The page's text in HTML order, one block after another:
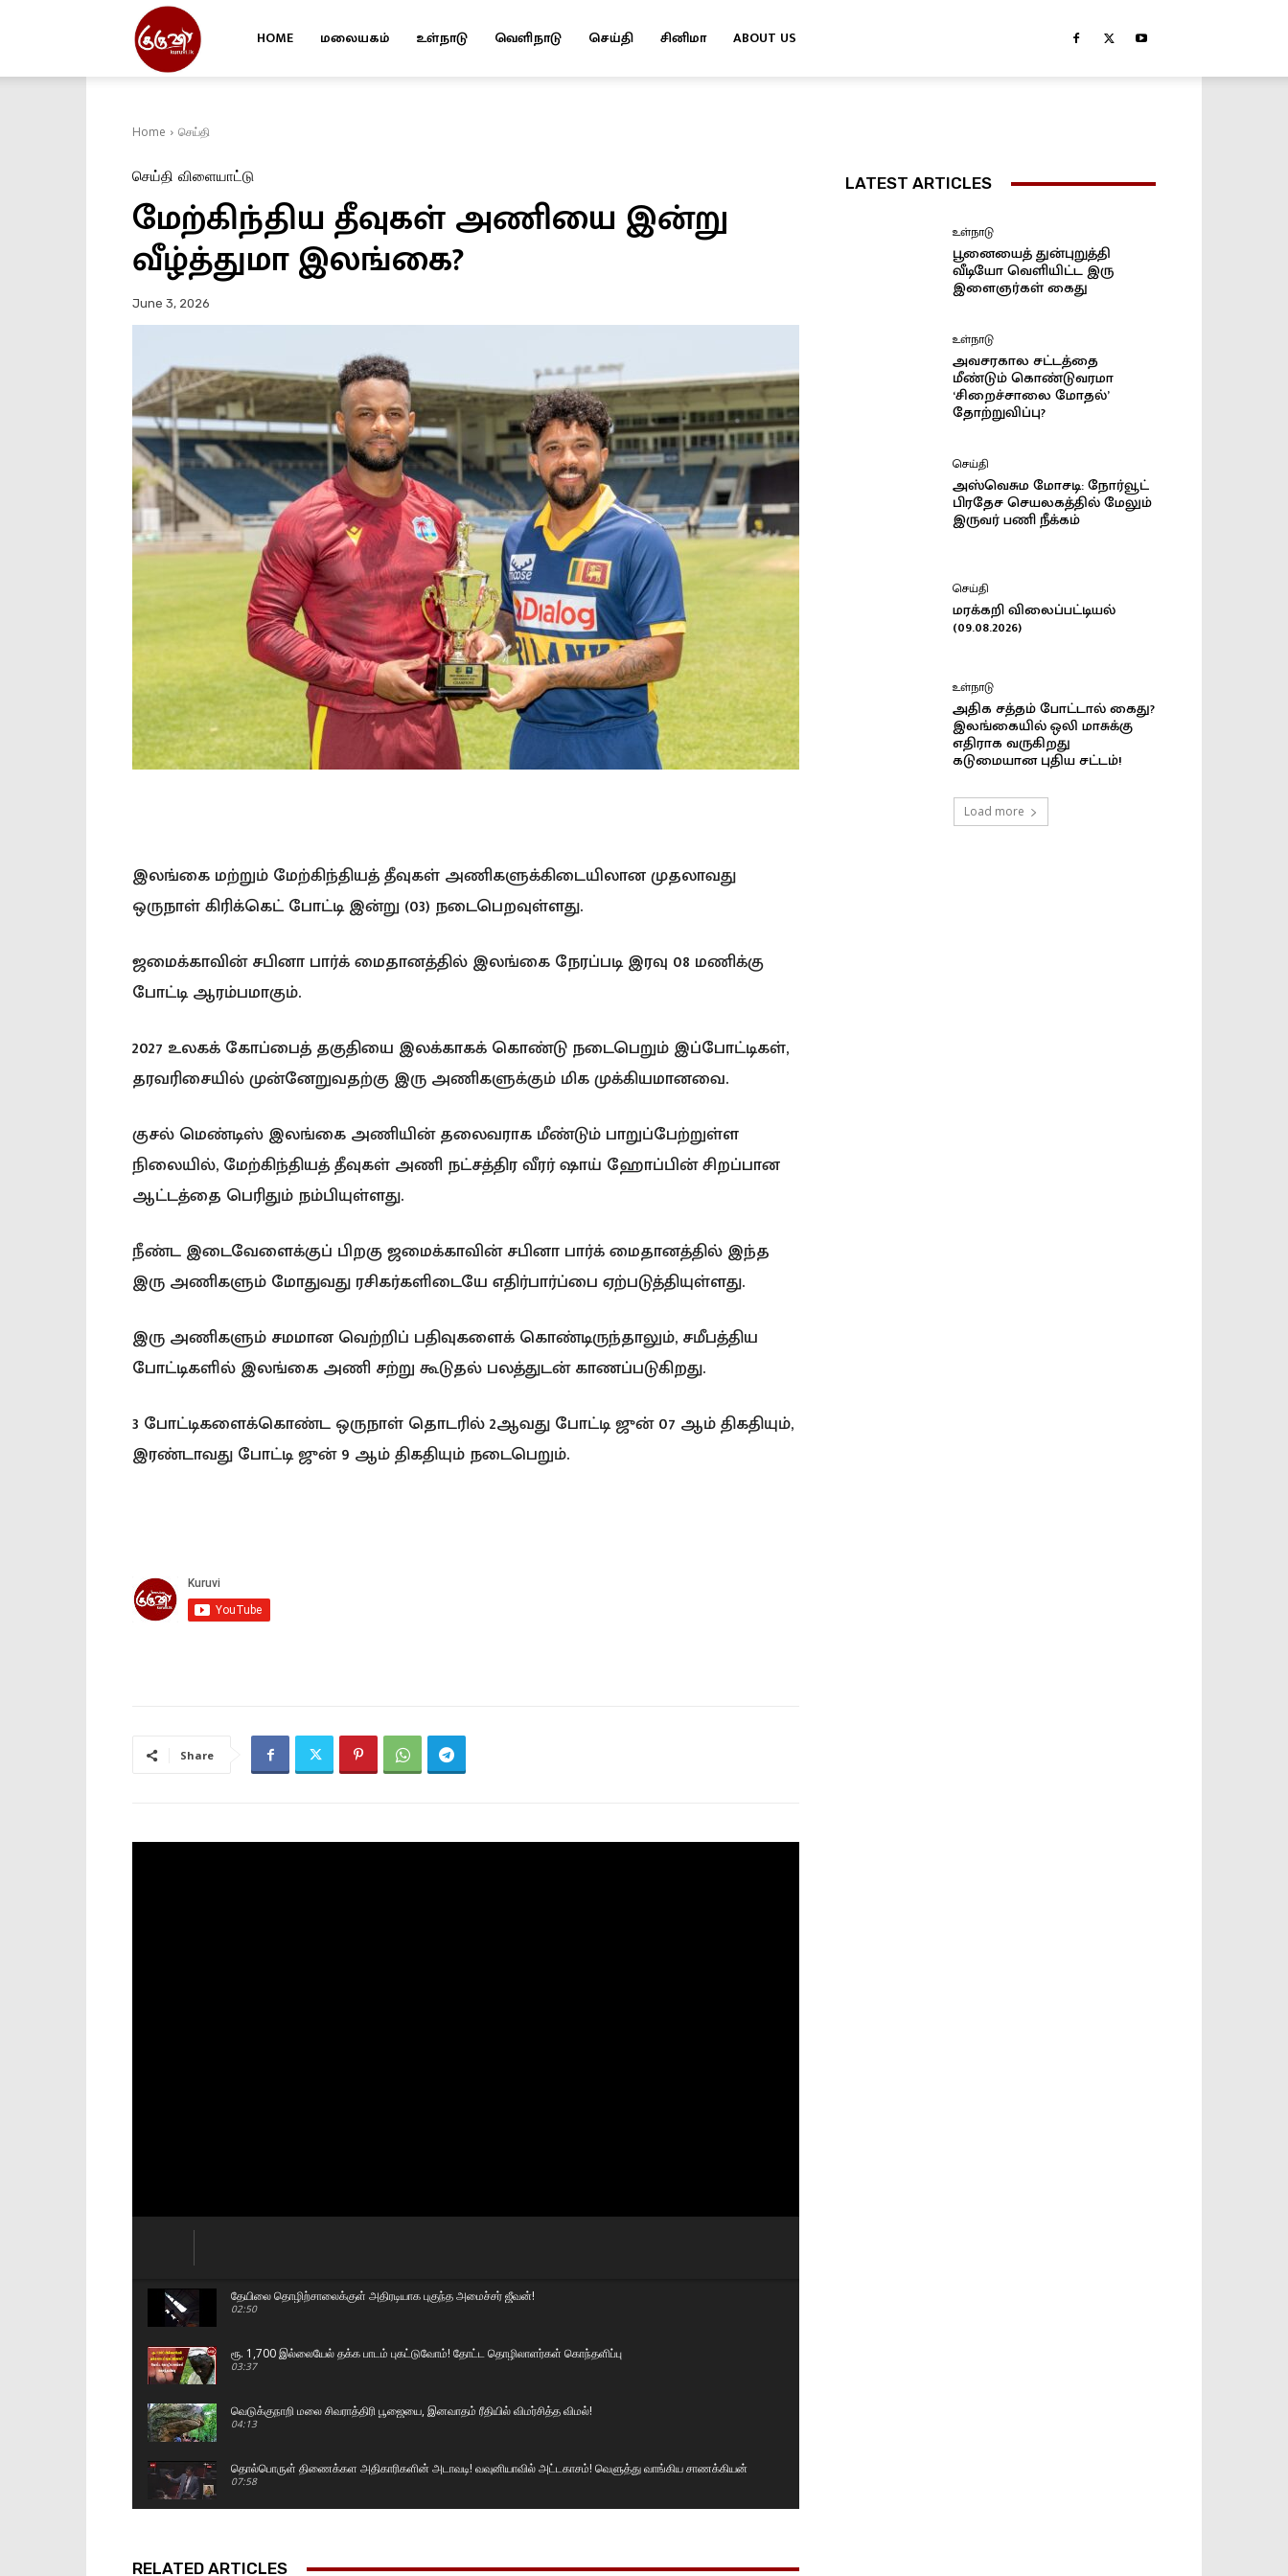
HOME மலையகம் உள்நாடு வெளிநாடு செய்தி சினிமா ABOUT US
Home செய்தி
செய்தி விளையாட்டு
மேற்கிந்திய தீவுகள் அணியை இன்று
வீழ்த்துமா இலங்கை?
June 3, 2026
இலங்கை மற்றும் மேற்கிந்தியத் தீவுகள் அணிகளுக்கிடையிலான முதலாவது
ஒருநாள் கிரிக்கெட் போட்டி இன்று (03) நடைபெறவுள்ளது.
ஜமைக்காவின் சபினா பார்க் மைதானத்தில் இலங்கை நேரப்படி இரவு 08 மணிக்கு
போட்டி ஆரம்பமாகும்.
2027 உலகக் கோப்பைத் தகுதியை இலக்காகக் கொண்டு நடைபெறும் இப்போட்டிகள்,
தரவரிசையில் முன்னேறுவதற்கு இரு அணிகளுக்கும் மிக முக்கியமானவை.
குசல் மெண்டிஸ் இலங்கை அணியின் தலைவராக மீண்டும் பாறுப்பேற்றுள்ள
நிலையில், மேற்கிந்தியத் தீவுகள் அணி நட்சத்திர வீரர் ஷாய் ஹோப்பின் சிறப்பான
ஆட்டத்தை பெரிதும் நம்பியுள்ளது.
நீண்ட இடைவேளைக்குப் பிறகு ஜமைக்காவின் சபினா பார்க் மைதானத்தில் இந்த
இரு அணிகளும் மோதுவது ரசிகர்களிடையே எதிர்பார்ப்பை ஏற்படுத்தியுள்ளது.
இரு அணிகளும் சமமான வெற்றிப் பதிவுகளைக் கொண்டிருந்தாலும், சமீபத்திய
போட்டிகளில் இலங்கை அணி சற்று கூடுதல் பலத்துடன் காணப்படுகிறது.
3 போட்டிகளைக்கொண்ட ஒருநாள் தொடரில் 2ஆவது போட்டி ஜுன் 07 ஆம் திகதியும்,
இரண்டாவது போட்டி ஜுன் 9 ஆம் திகதியும் நடைபெறும்.
Share
தேயிலை தொழிற்சாலைக்குள் அதிரடியாக புகுந்த அமைச்சர் ஜீவன்!
02:50
ரூ. 1,700 இல்லையேல் தக்க பாடம் புகட்டுவோம்! தோட்ட தொழிலாளர்கள் கொந்தளிப்பு
03:37
வெடுக்குநாறி மலை சிவராத்திரி பூஜையை, இனவாதம் ரீதியில் விமர்சித்த விமல்!
04:13
தொல்பொருள் திணைக்கள அதிகாரிகளின் அடாவடி! வவுனியாவில் அட்டகாசம்! வெளுத்து வாங்கிய சாணக்கியன்
07:58
RELATED ARTICLES
LATEST ARTICLES
உள்நாடு
பூனையைத் துன்புறுத்தி
வீடியோ வெளியிட்ட இரு
இளைஞர்கள் கைது
உள்நாடு
அவசரகால சட்டத்தை
மீண்டும் கொண்டுவரமா
‘சிறைச்சாலை மோதல்’
தோற்றுவிப்பு?
செய்தி
அஸ்வெசும மோசடி: நோர்வூட்
பிரதேச செயலகத்தில் மேலும்
இருவர் பணி நீக்கம்
செய்தி
மரக்கறி விலைப்பட்டியல்
(09.08.2026)
உள்நாடு
அதிக சத்தம் போட்டால் கைது?
இலங்கையில் ஒலி மாசுக்கு
எதிராக வருகிறது
கடுமையான புதிய சட்டம்!
Load more